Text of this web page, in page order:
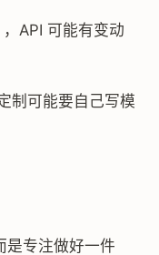
API 可能有变动
制可能要自己写模
是专注做好一件